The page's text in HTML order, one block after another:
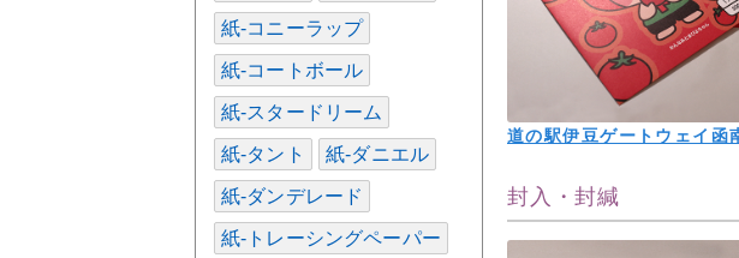
道の駅伊豆ゲートウェイ函
封入・封緘
紙-コニーラップ
紙-コートボール
紙-スタードリーム
紙-タント 紙-ダニエル
紙-ダンデレード
紙-トレーシングペーパー